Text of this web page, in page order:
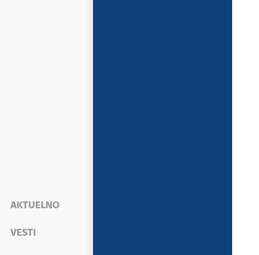
AKTUELNO
VESTI